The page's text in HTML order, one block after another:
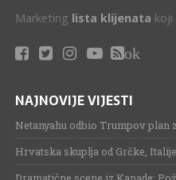
Marketing lista klijenata koji
ok
NAJNOVIJE VIJESTI
Netanyahu odbio Trumpov plan
Hrvatska skuplja od Grčke,